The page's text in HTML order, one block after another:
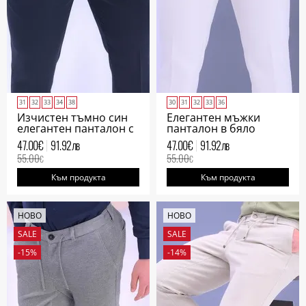
31 32 33 34 38
Изчистен тъмно син
елегантен панталон с
италиански джоб
47.00€ 91.92лв
55.00€
Към продукта
30 31 32 33 36
Елегантен мъжки
панталон в бяло
47.00€ 91.92лв
55.00€
Към продукта
НОВО
SALE
-15%
НОВО
SALE
-14%